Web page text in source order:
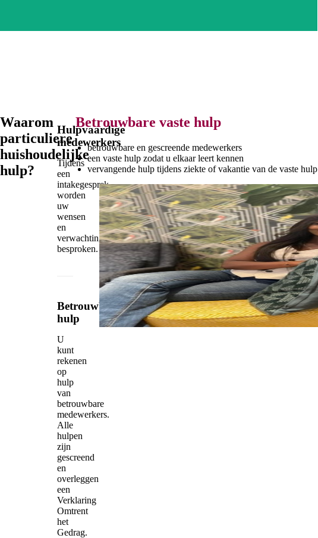
Waarom
particuliere
huishoudelijke
hulp?
Hulpvaardige
medewerkers
Tijdens
een
intakegesprek
worden
uw
wensen
en
verwachtingen
besproken.
Betrouwbare
hulp
U
kunt
rekenen
op
hulp
van
betrouwbare
medewerkers.
Alle
hulpen
zijn
gescreend
en
overleggen
een
Verklaring
Omtrent
het
Gedrag.
Betrouwbare vaste hulp
betrouwbare en gescreende medewerkers
een vaste hulp zodat u elkaar leert kennen
vervangende hulp tijdens ziekte of vakantie van de vaste hulp